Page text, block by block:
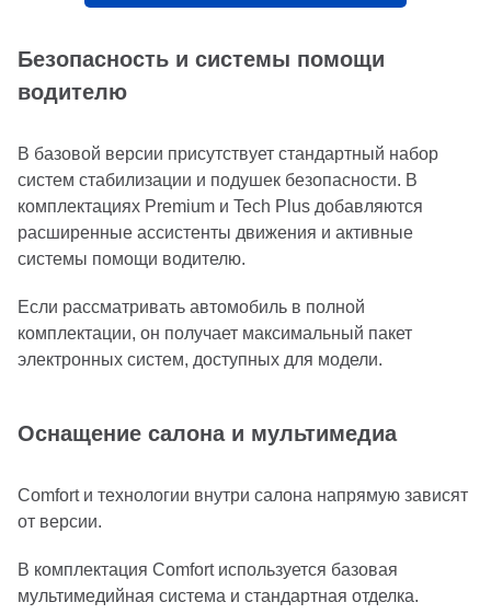
Безопасность и системы помощи
водителю
В базовой версии присутствует стандартный набор
систем стабилизации и подушек безопасности. В
комплектациях Premium и Tech Plus добавляются
расширенные ассистенты движения и активные
системы помощи водителю.
Если рассматривать автомобиль в полной
комплектации, он получает максимальный пакет
электронных систем, доступных для модели.
Оснащение салона и мультимедиа
Comfort и технологии внутри салона напрямую зависят
от версии.
В комплектация Comfort используется базовая
мультимедийная система и стандартная отделка.